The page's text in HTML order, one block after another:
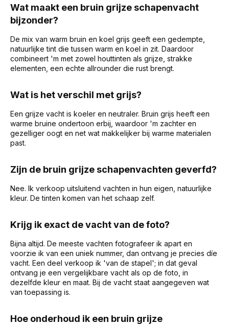
Wat maakt een bruin grijze schapenvacht
bijzonder?
De mix van warm bruin en koel grijs geeft een gedempte,
natuurlijke tint die tussen warm en koel in zit. Daardoor
combineert 'm met zowel houttinten als grijze, strakke
elementen, een echte allrounder die rust brengt.
Wat is het verschil met grijs?
Een grijze vacht is koeler en neutraler. Bruin grijs heeft een
warme bruine ondertoon erbij, waardoor 'm zachter en
gezelliger oogt en net wat makkelijker bij warme materialen
past.
Zijn de bruin grijze schapenvachten geverfd?
Nee. Ik verkoop uitsluitend vachten in hun eigen, natuurlijke
kleur. De tinten komen van het schaap zelf.
Krijg ik exact de vacht van de foto?
Bijna altijd. De meeste vachten fotografeer ik apart en
voorzie ik van een uniek nummer, dan ontvang je precies díe
vacht. Een deel verkoop ik 'van de stapel'; in dat geval
ontvang je een vergelijkbare vacht als op de foto, in
dezelfde kleur en maat. Bij de vacht staat aangegeven wat
van toepassing is.
Hoe onderhoud ik een bruin grijze